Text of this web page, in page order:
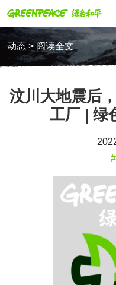
动态 > 阅读全文
汶川大地震后
工厂 | 绿